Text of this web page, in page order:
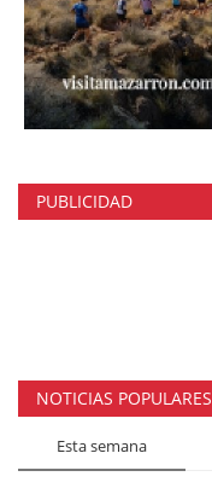
PUBLICIDAD
NOTICIAS POPULARES
Esta semana